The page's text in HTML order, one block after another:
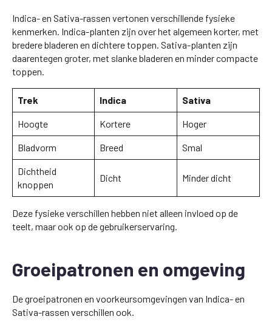
Indica- en Sativa-rassen vertonen verschillende fysieke
kenmerken. Indica-planten zijn over het algemeen korter, met
bredere bladeren en dichtere toppen. Sativa-planten zijn
daarentegen groter, met slanke bladeren en minder compacte
toppen.
Trek Indica Sativa
Hoogte Kortere Hoger
Bladvorm Breed Smal
Dichtheid
knoppen
Dicht Minder dicht
Deze fysieke verschillen hebben niet alleen invloed op de
teelt, maar ook op de gebruikerservaring.
Groeipatronen en omgeving
De groeipatronen en voorkeursomgevingen van Indica- en
Sativa-rassen verschillen ook.